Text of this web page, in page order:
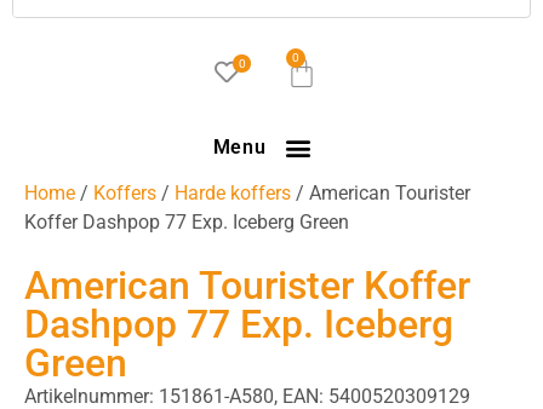
0 0
Menu
Home / Koffers / Harde koffers / American Tourister
Koffer Dashpop 77 Exp. Iceberg Green
American Tourister Koffer
Dashpop 77 Exp. Iceberg
Green
Artikelnummer: 151861-A580, EAN: 5400520309129